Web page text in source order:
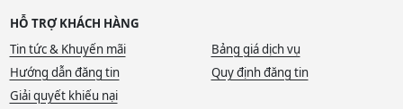
HỖ TRỢ KHÁCH HÀNG
Tin tức & Khuyến mãi
Bảng giá dịch vụ
Hướng dẫn đăng tin
Quy định đăng tin
Giải quyết khiếu nại